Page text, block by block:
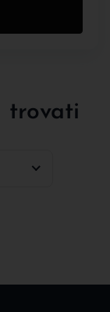
trovati